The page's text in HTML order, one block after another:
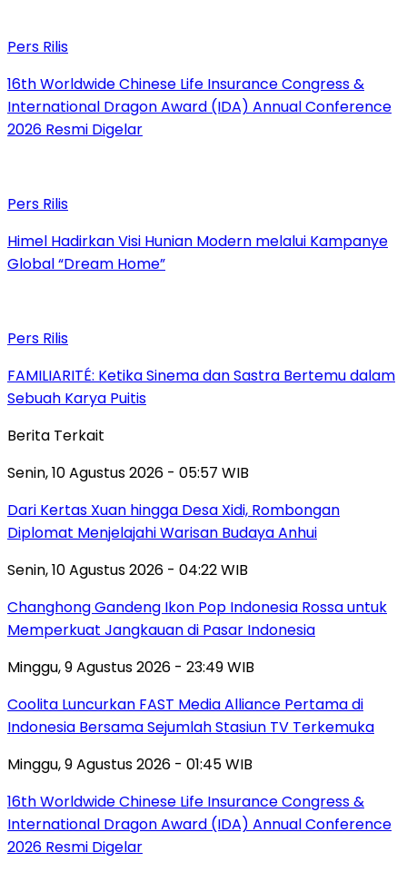
Pers Rilis
16th Worldwide Chinese Life Insurance Congress &
International Dragon Award (IDA) Annual Conference
2026 Resmi Digelar
Pers Rilis
Himel Hadirkan Visi Hunian Modern melalui Kampanye
Global “Dream Home”
Pers Rilis
FAMILIARITÉ: Ketika Sinema dan Sastra Bertemu dalam
Sebuah Karya Puitis
Berita Terkait
Senin, 10 Agustus 2026 - 05:57 WIB
Dari Kertas Xuan hingga Desa Xidi, Rombongan
Diplomat Menjelajahi Warisan Budaya Anhui
Senin, 10 Agustus 2026 - 04:22 WIB
Changhong Gandeng Ikon Pop Indonesia Rossa untuk
Memperkuat Jangkauan di Pasar Indonesia
Minggu, 9 Agustus 2026 - 23:49 WIB
Coolita Luncurkan FAST Media Alliance Pertama di
Indonesia Bersama Sejumlah Stasiun TV Terkemuka
Minggu, 9 Agustus 2026 - 01:45 WIB
16th Worldwide Chinese Life Insurance Congress &
International Dragon Award (IDA) Annual Conference
2026 Resmi Digelar